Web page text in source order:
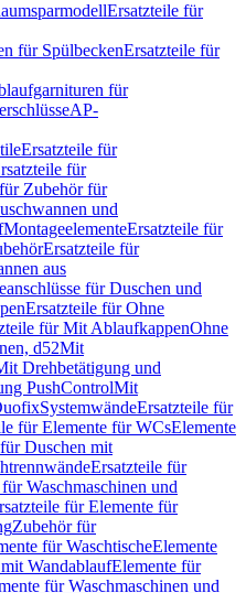
Ersatzteile für
für SpülbeckenErsatzteile für
für
AP-
Ersatzteile für
für
Zubehör für
und
MontageelementeErsatzteile für
Ersatzteile für
aus
für Duschen und
Ersatzteile für Ohne
für Mit AblaufkappenOhne
d52Mit
Drehbetätigung und
PushControlMit
SystemwändeErsatzteile für
für Elemente für WCsElemente
Duschen mit
Ersatzteile für
Waschmaschinen und
für Elemente für
Zubehör für
für WaschtischeElemente
WandablaufElemente für
für Waschmaschinen und